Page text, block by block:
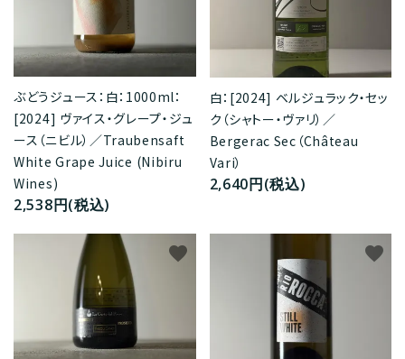
ぶどうジュース：白：1000ml：
[2024] ヴァイス・グレープ・ジュ
ース（ニビル）／Traubensaft
White Grape Juice (Nibiru
Wines)
2,538円(税込)
白：[2024] ベルジュラック・セッ
ク（シャトー・ヴァリ）／
Bergerac Sec（Château
Vari）
2,640円(税込)
favorite favorite